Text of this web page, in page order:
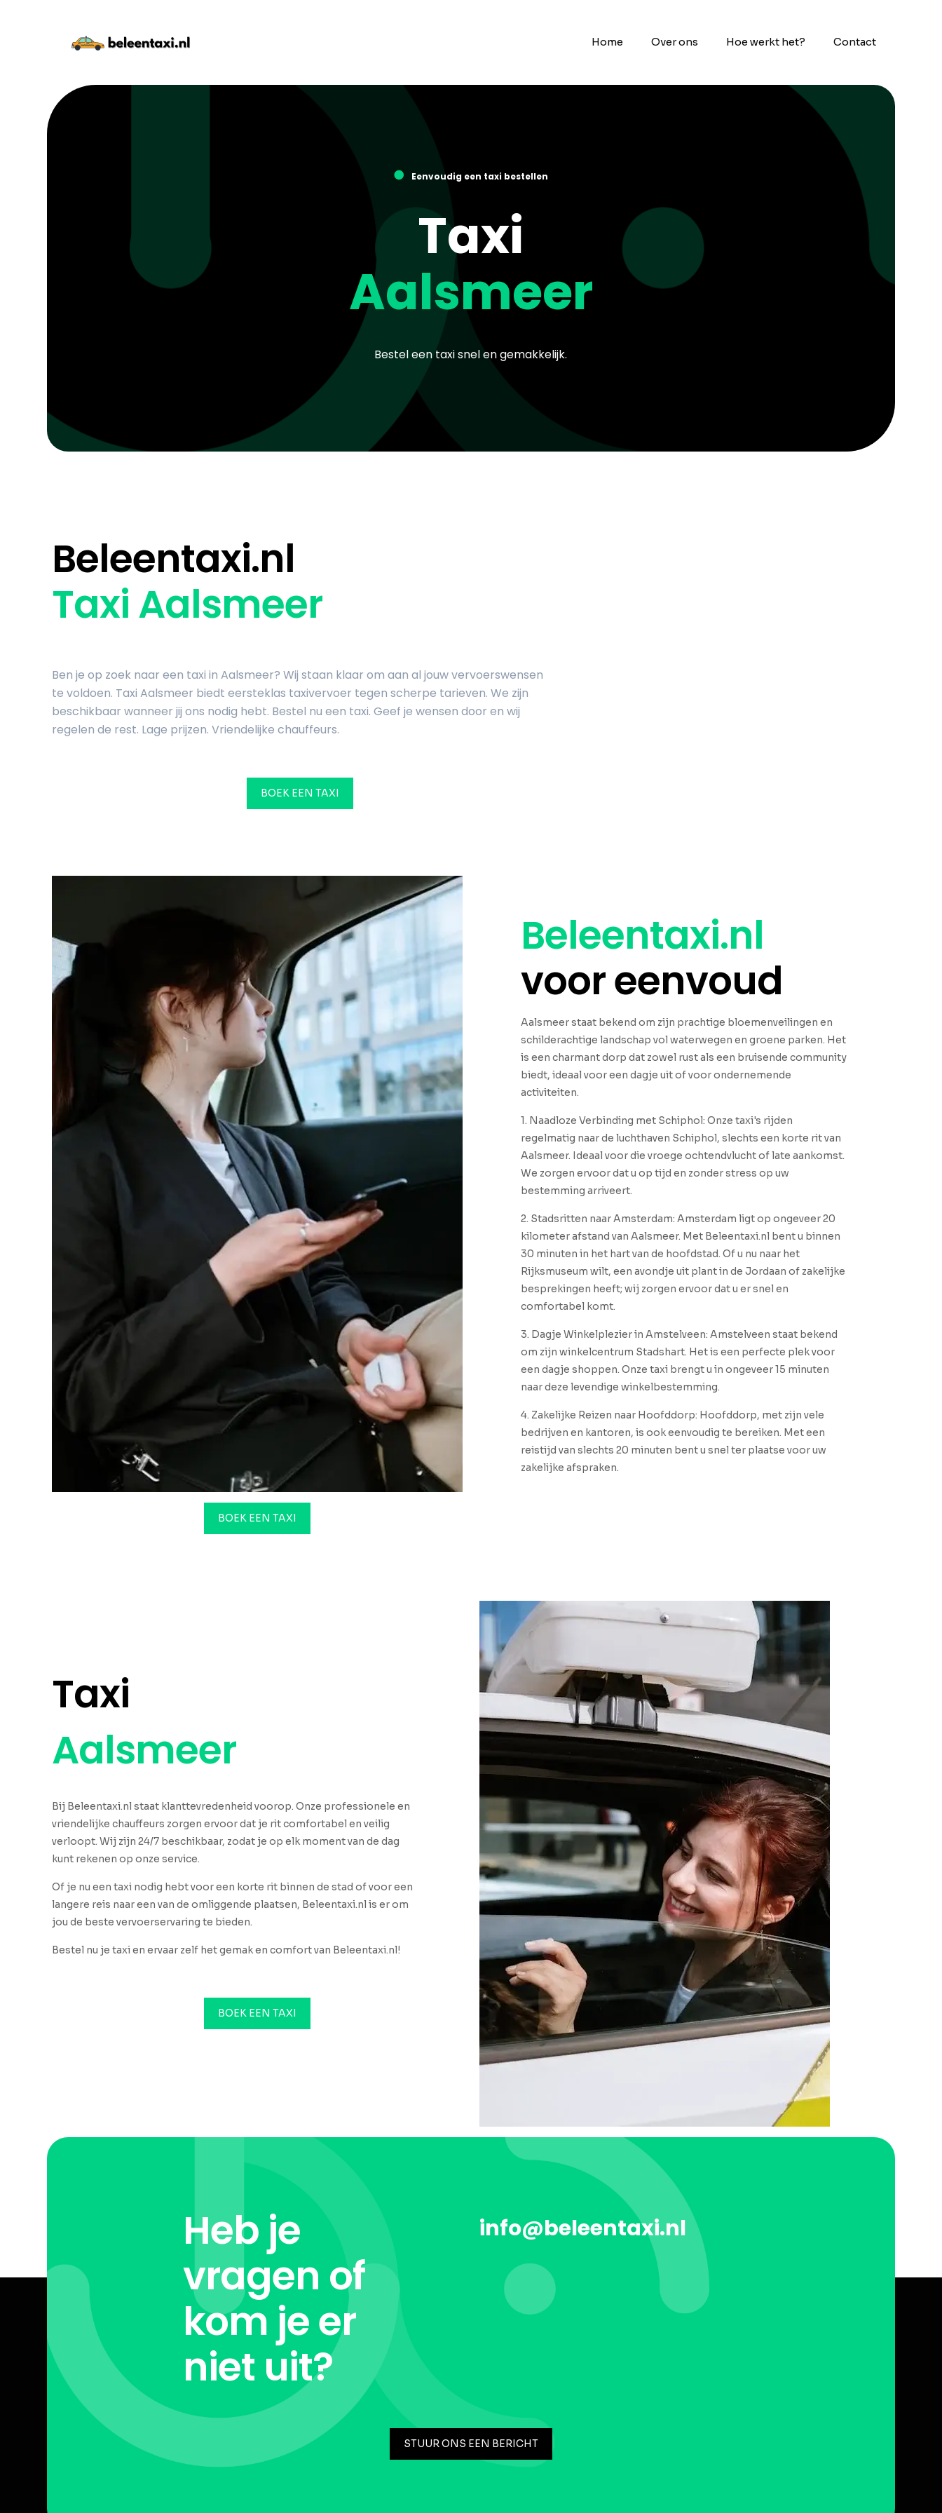
Home Over ons Hoe werkt het? Contact
● Eenvoudig een taxi bestellen
Taxi
Aalsmeer
Bestel een taxi snel en gemakkelijk.
Beleentaxi.nl
Taxi Aalsmeer
Ben je op zoek naar een taxi in Aalsmeer? Wij staan klaar om aan al jouw vervoerswensen
te voldoen. Taxi Aalsmeer biedt eersteklas taxivervoer tegen scherpe tarieven. We zijn
beschikbaar wanneer jij ons nodig hebt. Bestel nu een taxi. Geef je wensen door en wij
regelen de rest. Lage prijzen. Vriendelijke chauffeurs.
BOEK EEN TAXI
BOEK EEN TAXI
Beleentaxi.nl
voor eenvoud
Aalsmeer staat bekend om zijn prachtige bloemenveilingen en
schilderachtige landschap vol waterwegen en groene parken. Het
is een charmant dorp dat zowel rust als een bruisende community
biedt, ideaal voor een dagje uit of voor ondernemende
activiteiten.
1. Naadloze Verbinding met Schiphol: Onze taxi's rijden
regelmatig naar de luchthaven Schiphol, slechts een korte rit van
Aalsmeer. Ideaal voor die vroege ochtendvlucht of late aankomst.
We zorgen ervoor dat u op tijd en zonder stress op uw
bestemming arriveert.
2. Stadsritten naar Amsterdam: Amsterdam ligt op ongeveer 20
kilometer afstand van Aalsmeer. Met Beleentaxi.nl bent u binnen
30 minuten in het hart van de hoofdstad. Of u nu naar het
Rijksmuseum wilt, een avondje uit plant in de Jordaan of zakelijke
besprekingen heeft; wij zorgen ervoor dat u er snel en
comfortabel komt.
3. Dagje Winkelplezier in Amstelveen: Amstelveen staat bekend
om zijn winkelcentrum Stadshart. Het is een perfecte plek voor
een dagje shoppen. Onze taxi brengt u in ongeveer 15 minuten
naar deze levendige winkelbestemming.
4. Zakelijke Reizen naar Hoofddorp: Hoofddorp, met zijn vele
bedrijven en kantoren, is ook eenvoudig te bereiken. Met een
reistijd van slechts 20 minuten bent u snel ter plaatse voor uw
zakelijke afspraken.
Taxi
Aalsmeer
Bij Beleentaxi.nl staat klanttevredenheid voorop. Onze professionele en
vriendelijke chauffeurs zorgen ervoor dat je rit comfortabel en veilig
verloopt. Wij zijn 24/7 beschikbaar, zodat je op elk moment van de dag
kunt rekenen op onze service.
Of je nu een taxi nodig hebt voor een korte rit binnen de stad of voor een
langere reis naar een van de omliggende plaatsen, Beleentaxi.nl is er om
jou de beste vervoerservaring te bieden.
Bestel nu je taxi en ervaar zelf het gemak en comfort van Beleentaxi.nl!
BOEK EEN TAXI
Heb je
vragen of
kom je er
niet uit?
info@beleentaxi.nl
STUUR ONS EEN BERICHT